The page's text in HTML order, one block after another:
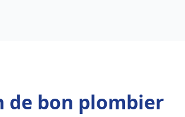
de bon plombier